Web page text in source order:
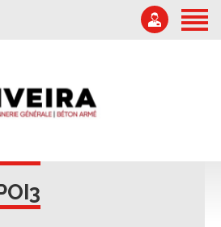
L’ENTREPRISE
NOUS CONTACTER
04 75 67 51 87